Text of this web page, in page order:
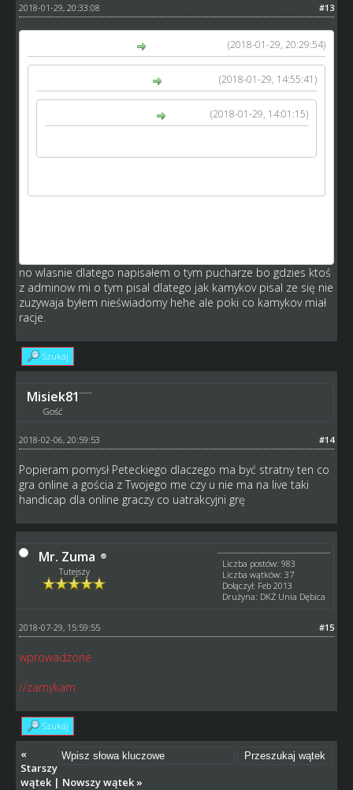
#13
2018-01-29, 20:33:08
(2018-01-29, 20:29:54)
(2018-01-29, 14:55:41)
(2018-01-29, 14:01:15)
no wlasnie dlatego napisałem o tym pucharze bo gdzies ktoś
z adminow mi o tym pisal dlatego jak kamykov pisal ze się nie
zuzywaja byłem nieświadomy hehe ale poki co kamykov miał
racje.
Szukaj
Misiek81
Gość
#14
2018-02-06, 20:59:53
Popieram pomysł Peteckiego dlaczego ma być stratny ten co
gra online a gościa z Twojego me czy u nie ma na live taki
handicap dla online graczy co uatrakcyjni grę
Mr. Zuma
Tutejszy
Liczba postów: 983
Liczba wątków: 37
Dołączył: Feb 2013
Drużyna: DKŻ Unia Dębica
#15
2018-07-29, 15:59:55
wprowadzone
//zamykam
Szukaj
«
Starszy
wątek| Nowszy wątek»